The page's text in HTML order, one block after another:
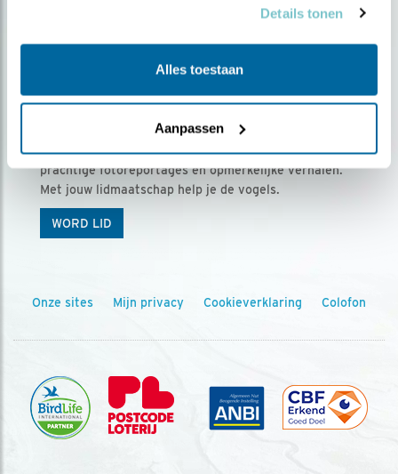
Details tonen
Alles toestaan
Aanpassen
Ontvang 5 x Vogels voor € 36,00 per jaar
Vogels is het tijdschrift voor onze leden, met
prachtige fotoreportages en opmerkelijke verhalen.
Met jouw lidmaatschap help je de vogels.
WORD LID
Onze sites Mijn privacy Cookieverklaring Colofon